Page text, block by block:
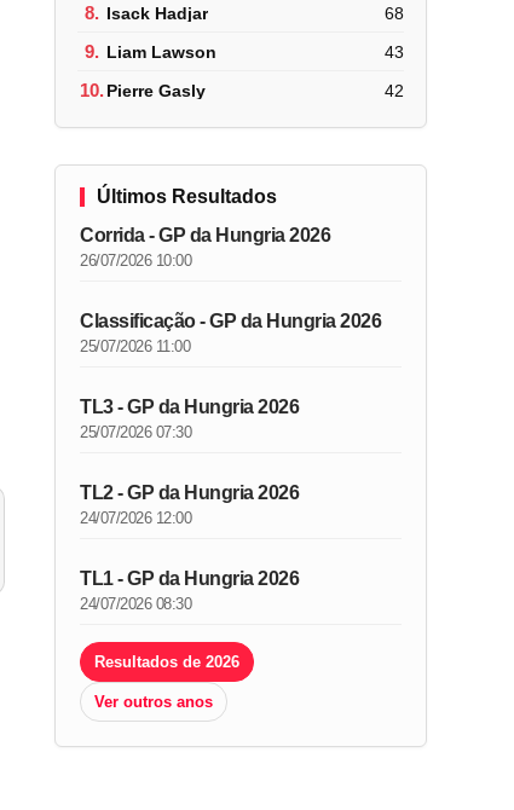
8. Isack Hadjar 68
9. Liam Lawson 43
10.Pierre Gasly 42
Últimos Resultados
Corrida - GP da Hungria 2026
26/07/2026 10:00
Classificação - GP da Hungria 2026
25/07/2026 11:00
TL3 - GP da Hungria 2026
25/07/2026 07:30
TL2 - GP da Hungria 2026
24/07/2026 12:00
TL1 - GP da Hungria 2026
24/07/2026 08:30
Resultados de 2026
Ver outros anos